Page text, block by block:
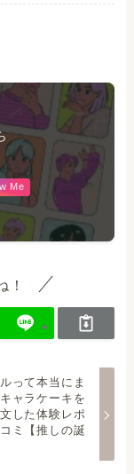
Me
！
って本当にま
ャラケーキを
した体験レポ
ミ【推しの誕